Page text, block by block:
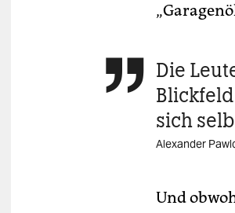
 Die
sich
Alexander
Und